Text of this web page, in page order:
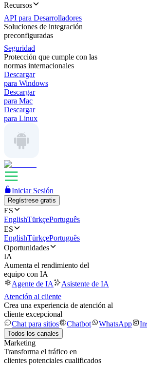
Recursos
API para Desarrolladores
Soluciones de integración
preconfiguradas
Seguridad
Protección que cumple con las
normas internacionales
Descargar
para Windows
Descargar
para Mac
Descargar
para Linux
Iniciar Sesión
Regístrese gratis
ES
EnglishTürkçePortuguês
ES
EnglishTürkçePortuguês
Oportunidades
IA
Aumenta el rendimiento del
equipo con IA
Agente de IA
Asistente de IA
Atención al cliente
Crea una experiencia de atención al
cliente excepcional
Chat para sitios
Chatbot WhatsApp
Todos los canales
Marketing
Transforma el tráfico en
clientes potenciales cualificados